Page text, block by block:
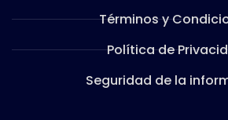
Términos y
Política de
Seguridad de la